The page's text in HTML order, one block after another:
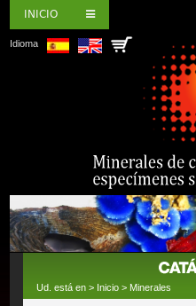
INICIO
Idioma
Ud. está en > Inicio > Minerales